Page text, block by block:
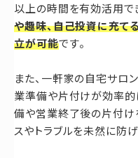
以上の時間を有効活用で
や趣味、自己投資に充て
立が可能です。
また、一軒家の自宅サロ
業準備や片付けが効率的
備や営業終了後の片付け
スやトラブルを未然に防げ